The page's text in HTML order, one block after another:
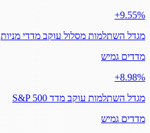
‎+9.55%
מגדל השתלמות מסלול עוקב מדדי מניות
מדדים גמיש
‎+8.98%
מגדל השתלמות עוקב מדד S&P 500
מדדים גמיש